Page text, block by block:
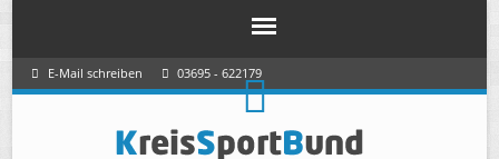
E-Mail schreiben 03695 - 622179